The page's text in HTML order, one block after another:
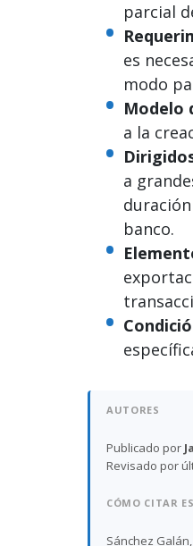
parcial
es
modo
Modelo
a la
a
banco.
AUTORES
Publicado por
Revisado por
CÓMO CITAR
Sánchez Galán,